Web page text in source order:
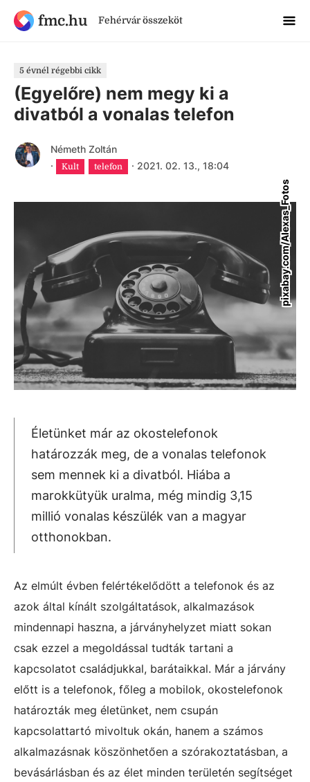
fmc.hu Fehérvár összeköt
5 évnél régebbi cikk
(Egyelőre) nem megy ki a
divatból a vonalas telefon
Németh Zoltán
·
Kult telefon · 2021. 02. 13., 18:04
pixabay.com/Alexas_Fotos
Életünket már az okostelefonok
határozzák meg, de a vonalas telefonok
sem mennek ki a divatból. Hiába a
marokkütyük uralma, még mindig 3,15
millió vonalas készülék van a magyar
otthonokban.
Az elmúlt évben felértékelődött a telefonok és az
azok által kínált szolgáltatások, alkalmazások
mindennapi haszna, a járványhelyzet miatt sokan
csak ezzel a megoldással tudták tartani a
kapcsolatot családjukkal, barátaikkal. Már a járvány
előtt is a telefonok, főleg a mobilok, okostelefonok
határozták meg életünket, nem csupán
kapcsolattartó mivoltuk okán, hanem a számos
alkalmazásnak köszönhetően a szórakoztatásban, a
bevásárlásban és az élet minden területén segítséget